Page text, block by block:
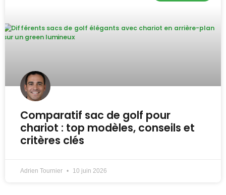
Comparatif sac de golf pour
chariot : top modèles, conseils et
critères clés
Adrien Tournier 10 juin 2026